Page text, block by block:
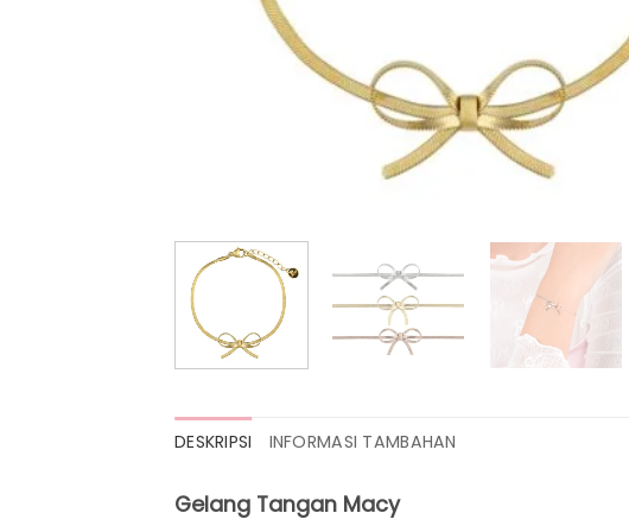
DESKRIPSI INFORMASI TAMBAHAN
Gelang Tangan Macy